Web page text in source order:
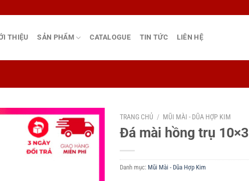
THIỆU SẢN PHẨM CATALOGUE TIN TỨC LIÊN HỆ
TRANG CHỦ / MŨI MÀI - DŨA HỢP KIM
Đá mài hồng trụ 10×3
Danh mục: Mũi Mài - Dũa Hợp Kim